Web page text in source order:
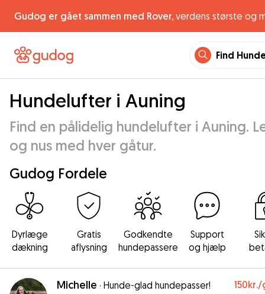
Gudog er gået sammen med Rover, verdens største og
Find
Hundelufter i Auning
Find en pålidelig hundelufter i Auning.
og nus med hver gåtur.
Gudog Fordele
Dyrlæge
dækning
Gratis
aflysning
Godkendte
hundepassere
Support
og hjælp
Michelle · Hunde-glad hundepasser! 150kr./